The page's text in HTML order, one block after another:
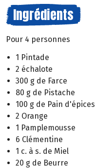
Ingrédients
Pour 4 personnes
1 Pintade
2 échalote
300 g de Farce
80 g de Pistache
100 g de Pain d'épices
2 Orange
1 Pamplemousse
6 Clémentine
1 c. à s. de Miel
20 g de Beurre